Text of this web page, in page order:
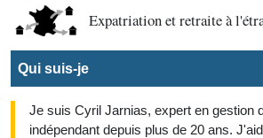
Expatriation et retraite à
Qui suis-je
Je suis Cyril Jarnias, expert en gestion
indépendant depuis plus de 20 ans.